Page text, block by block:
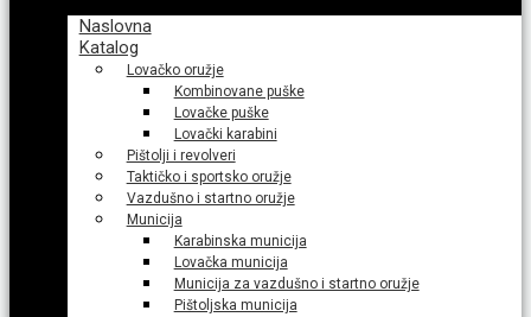
Naslovna
Katalog
Lovačko oružje
Kombinovane puške
Lovačke puške
Lovački karabini
Pištolji i revolveri
Taktičko i sportsko oružje
Vazdušno i startno oružje
Municija
Karabinska municija
Lovačka municija
Municija za vazdušno i startno oružje
Pištoljska municija